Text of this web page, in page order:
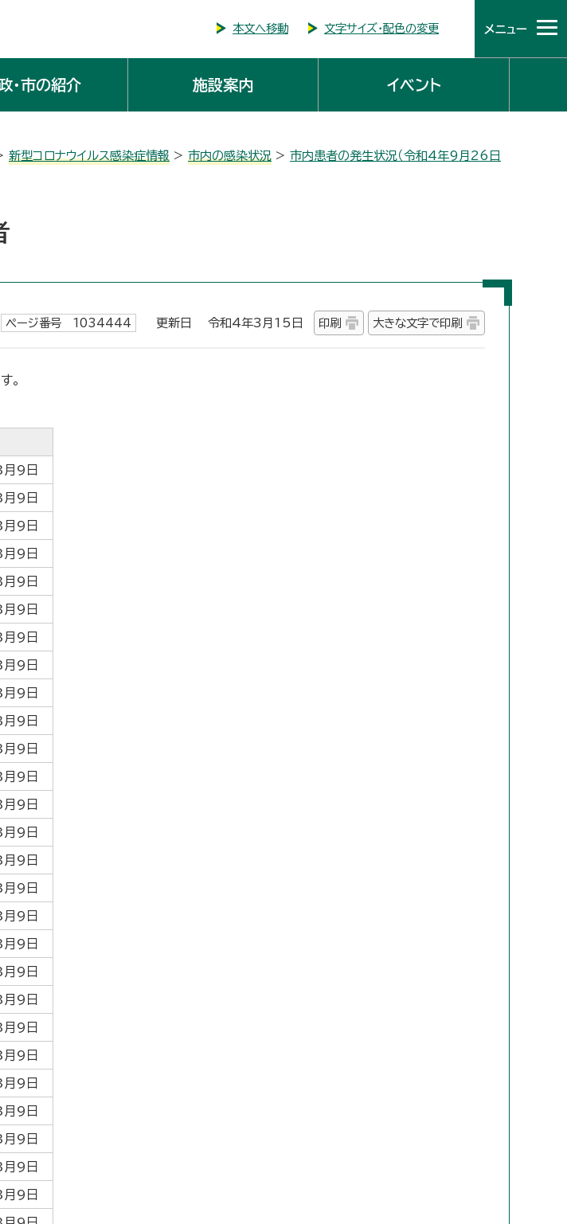
本文へ移動 文字サイズ・配色の変更 メニュー
・市の紹介 施設案内 イベント
新型コロナウイルス感染症情報 > 市内の感染状況 > 市内患者の発生状況（令和4年9月26日
ページ番号 1034444 更新日 令和4年3月15日 印刷 大きな文字で印刷
。
9日
9日
9日
9日
9日
9日
9日
9日
9日
9日
9日
9日
9日
9日
9日
9日
9日
9日
9日
9日
9日
9日
9日
9日
9日
9日
9日